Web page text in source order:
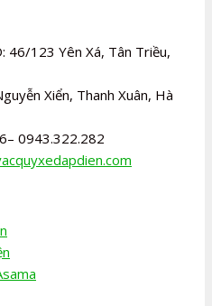
46/123 Yên Xá, Tân Triều,
Xiển, Thanh Xuân, Hà
0943.322.282